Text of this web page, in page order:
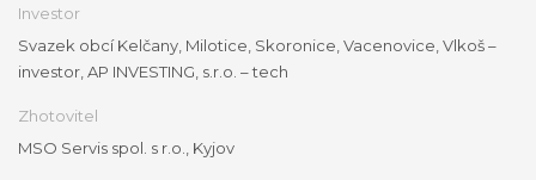
Investor
Svazek obcí Kelčany, Milotice, Skoronice, Vacenovice, Vlkoš –
investor, AP INVESTING, s.r.o. – tech
Zhotovitel
MSO Servis spol. s r.o., Kyjov